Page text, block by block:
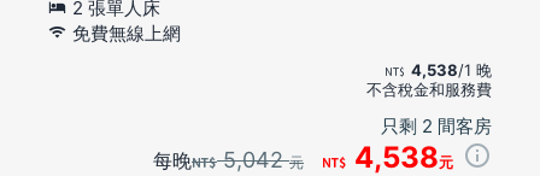
2 張單人床
免費無線上網
4,538/1 晚
不含稅金和服務費
只剩 2 間客房
每晚 5,042元 4,538元